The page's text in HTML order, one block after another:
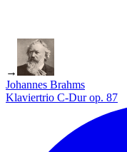
→
Johannes Brahms
Klaviertrio C-Dur op. 87